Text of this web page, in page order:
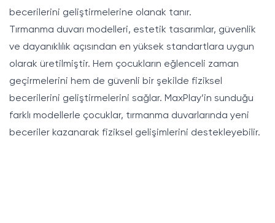
becerilerini geliştirmelerine olanak tanır.
Tırmanma duvarı modelleri, estetik tasarımlar, güvenlik
ve dayanıklılık açısından en yüksek standartlara uygun
olarak üretilmiştir. Hem çocukların eğlenceli zaman
geçirmelerini hem de güvenli bir şekilde fiziksel
becerilerini geliştirmelerini sağlar. MaxPlay’in sunduğu
farklı modellerle çocuklar, tırmanma duvarlarında yeni
beceriler kazanarak fiziksel gelişimlerini destekleyebilir.